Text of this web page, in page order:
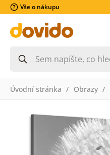
Vše o nákupu
Úvodní stránka Obrazy